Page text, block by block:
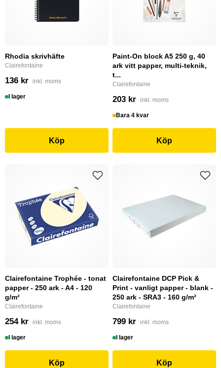
Rhodia skrivhäfte
Clairefontaine
136 kr inkl. moms
I lager
Köp
Paint-On block A5 250 g, 40
ark vitt papper, multi-teknik,
t...
Clairefontaine
203 kr inkl. moms
Bara 4 kvar
Köp
Clairefontaine Trophée - tonat
papper - 250 ark - A4 - 120
g/m²
Clairefontaine
254 kr inkl. moms
I lager
Köp
Clairefontaine DCP Pick &
Print - vanligt papper - blank -
250 ark - SRA3 - 160 g/m²
Clairefontaine
799 kr inkl. moms
I lager
Köp